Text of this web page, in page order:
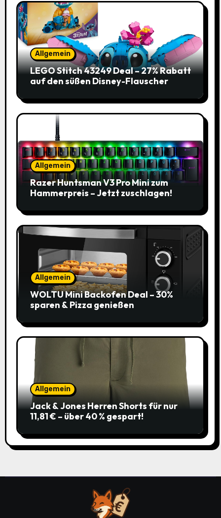
Allgemein
LEGO Stitch 43249 Deal – 27% Rabatt
auf den süßen Disney-Flauscher
Allgemein
Razer Huntsman V3 Pro Mini zum
Hammerpreis – Jetzt zuschlagen!
Allgemein
WOLTU Mini Backofen Deal – 30%
sparen & Pizza genießen
Allgemein
Jack & Jones Herren Shorts für nur
11,81 € – über 40 % gespart!